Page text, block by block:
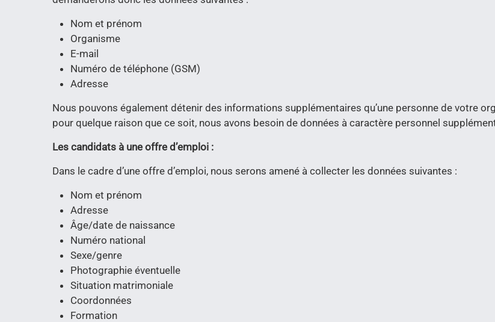
Nom et prénom
Organisme
E-mail
Numéro de téléphone (GSM)
Adresse
Nous pouvons également détenir des informations supplémentaires qu’une personne de votre
pour quelque raison que ce soit, nous avons besoin de données à caractère personnel
Les candidats à une offre d’emploi :
Dans le cadre d’une offre d’emploi, nous serons amené à collecter les données suivantes :
Nom et prénom
Adresse
Âge/date de naissance
Numéro national
Sexe/genre
Photographie éventuelle
Situation matrimoniale
Coordonnées
Formation